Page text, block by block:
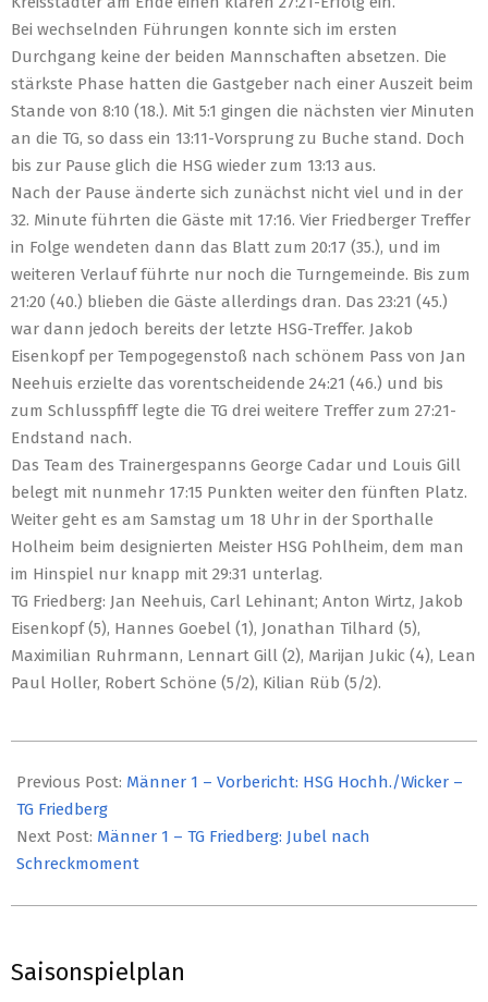
Bei wechselnden Führungen konnte sich im ersten
Durchgang keine der beiden Mannschaften absetzen. Die
stärkste Phase hatten die Gastgeber nach einer Auszeit beim
Stande von 8:10 (18.). Mit 5:1 gingen die nächsten vier Minuten
an die TG, so dass ein 13:11-Vorsprung zu Buche stand. Doch
bis zur Pause glich die HSG wieder zum 13:13 aus.
Nach der Pause änderte sich zunächst nicht viel und in der
32. Minute führten die Gäste mit 17:16. Vier Friedberger Treffer
in Folge wendeten dann das Blatt zum 20:17 (35.), und im
weiteren Verlauf führte nur noch die Turngemeinde. Bis zum
21:20 (40.) blieben die Gäste allerdings dran. Das 23:21 (45.)
war dann jedoch bereits der letzte HSG-Treffer. Jakob
Eisenkopf per Tempogegenstoß nach schönem Pass von Jan
Neehuis erzielte das vorentscheidende 24:21 (46.) und bis
zum Schlusspfiff legte die TG drei weitere Treffer zum 27:21-
Endstand nach.
Das Team des Trainergespanns George Cadar und Louis Gill
belegt mit nunmehr 17:15 Punkten weiter den fünften Platz.
Weiter geht es am Samstag um 18 Uhr in der Sporthalle
Holheim beim designierten Meister HSG Pohlheim, dem man
im Hinspiel nur knapp mit 29:31 unterlag.
TG Friedberg: Jan Neehuis, Carl Lehinant; Anton Wirtz, Jakob
Eisenkopf (5), Hannes Goebel (1), Jonathan Tilhard (5),
Maximilian Ruhrmann, Lennart Gill (2), Marijan Jukic (4), Lean
Paul Holler, Robert Schöne (5/2), Kilian Rüb (5/2).
03-
09
Previous Post: Männer 1 – Vorbericht: HSG Hochh./Wicker –
TG Friedberg
Next Post: Männer 1 – TG Friedberg: Jubel nach
Schreckmoment
Saisonspielplan